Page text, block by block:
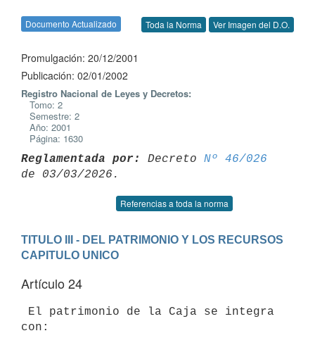
Documento Actualizado Toda la Norma Ver Imagen del D.O.
Promulgación: 20/12/2001
Publicación: 02/01/2002
Registro Nacional de Leyes y Decretos:
Tomo: 2
Semestre: 2
Año: 2001
Página: 1630
Reglamentada por: Decreto Nº 46/026
Referencias a toda la norma
TITULO III - DEL PATRIMONIO Y LOS RECURSOS
CAPITULO UNICO
Artículo 24
con: